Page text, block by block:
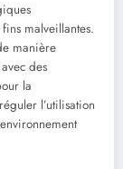
malveillantes.
manière
des
la
l’utilisation